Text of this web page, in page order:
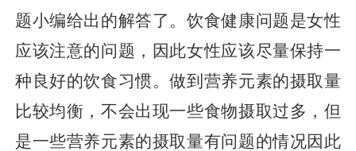
题小编给出的解答了。饮食健康问题是女性
应该注意的问题，因此女性应该尽量保持一
种良好的饮食习惯。做到营养元素的摄取量
比较均衡，不会出现一些食物摄取过多，但
是一些营养元素的摄取量有问题的情况因此